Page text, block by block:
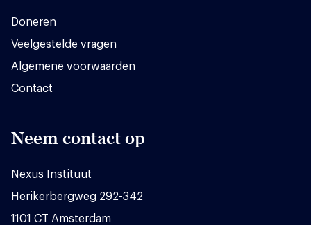
Doneren
Veelgestelde vragen
Algemene voorwaarden
Contact
Neem contact op
Nexus Instituut
Herikerbergweg 292-342
1101 CT Amsterdam